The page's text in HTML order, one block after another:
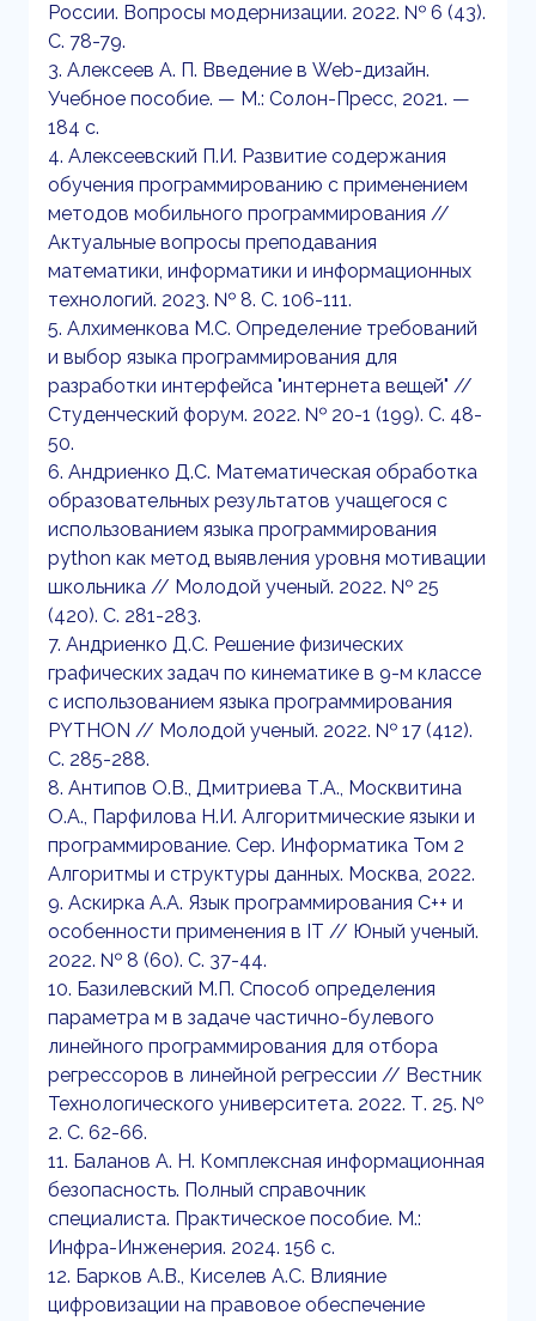
России. Вопросы модернизации. 2022. № 6 (43).
С. 78-79.
3. Алексеев А. П. Введение в Web-дизайн.
Учебное пособие. — М.: Солон-Пресс, 2021. —
184 c.
4. Алексеевский П.И. Развитие содержания
обучения программированию с применением
методов мобильного программирования //
Актуальные вопросы преподавания
математики, информатики и информационных
технологий. 2023. № 8. С. 106-111.
5. Алхименкова М.С. Определение требований
и выбор языка программирования для
разработки интерфейса "интернета вещей" //
Студенческий форум. 2022. № 20-1 (199). С. 48-
50.
6. Андриенко Д.С. Математическая обработка
образовательных результатов учащегося с
использованием языка программирования
python как метод выявления уровня мотивации
школьника // Молодой ученый. 2022. № 25
(420). С. 281-283.
7. Андриенко Д.С. Решение физических
графических задач по кинематике в 9-м классе
с использованием языка программирования
PYTHON // Молодой ученый. 2022. № 17 (412).
С. 285-288.
8. Антипов О.В., Дмитриева Т.А., Москвитина
О.А., Парфилова Н.И. Алгоритмические языки и
программирование. Сер. Информатика Том 2
Алгоритмы и структуры данных. Москва, 2022.
9. Аскирка А.А. Язык программирования C++ и
особенности применения в IT // Юный ученый.
2022. № 8 (60). С. 37-44.
10. Базилевский М.П. Способ определения
параметра м в задаче частично-булевого
линейного программирования для отбора
регрессоров в линейной регрессии // Вестник
Технологического университета. 2022. Т. 25. №
2. С. 62-66.
11. Баланов А. Н. Комплексная информационная
безопасность. Полный справочник
специалиста. Практическое пособие. М.:
Инфра-Инженерия. 2024. 156 с.
12. Барков А.В., Киселев А.С. Влияние
цифровизации на правовое обеспечение